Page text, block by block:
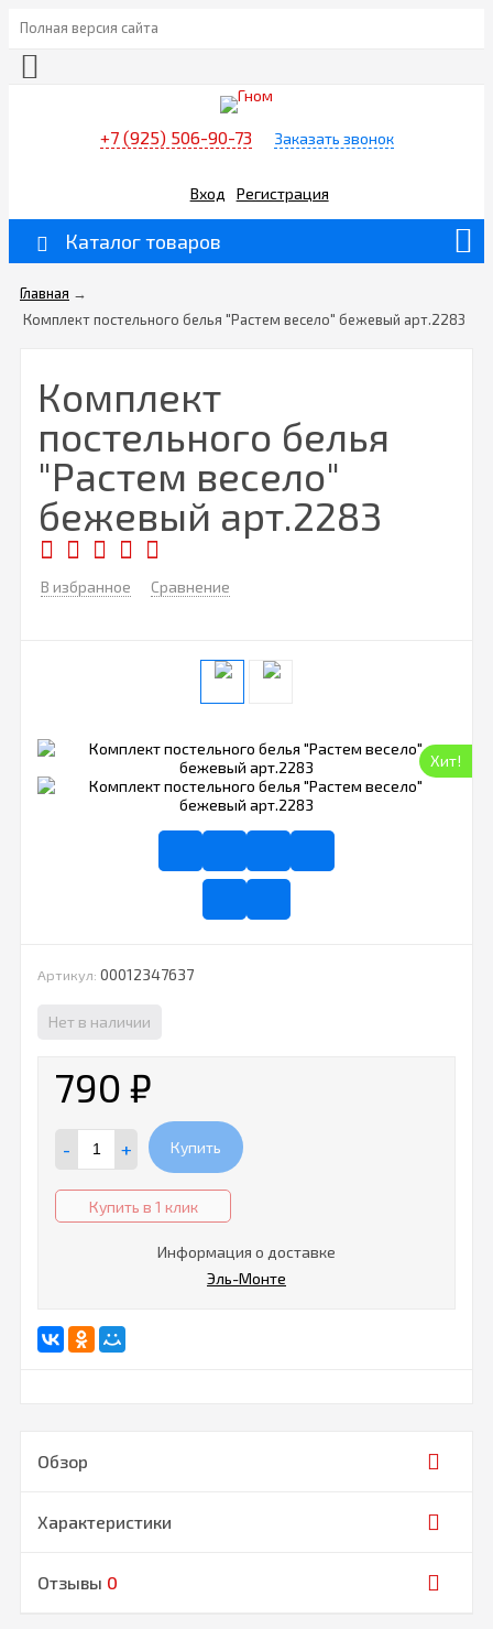
Полная версия сайта
+7 (925) 506-90-73 Заказать звонок
Вход Регистрация
Каталог товаров
Главная →
Комплект постельного белья "Растем весело" бежевый арт.2283
Комплект
постельного белья
"Растем весело"
бежевый арт.2283
В избранное Сравнение
Хит!
Артикул: 00012347637
Нет в наличии
790 ₽
- + Купить
Купить в 1 клик
Информация о доставке
Эль-Монте
Обзор
Характеристики
Отзывы 0